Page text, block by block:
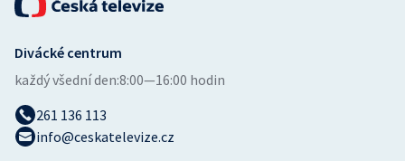
Divácké centrum
každý všední den:8:00—16:00 hodin
261 136 113
info@ceskatelevize.cz